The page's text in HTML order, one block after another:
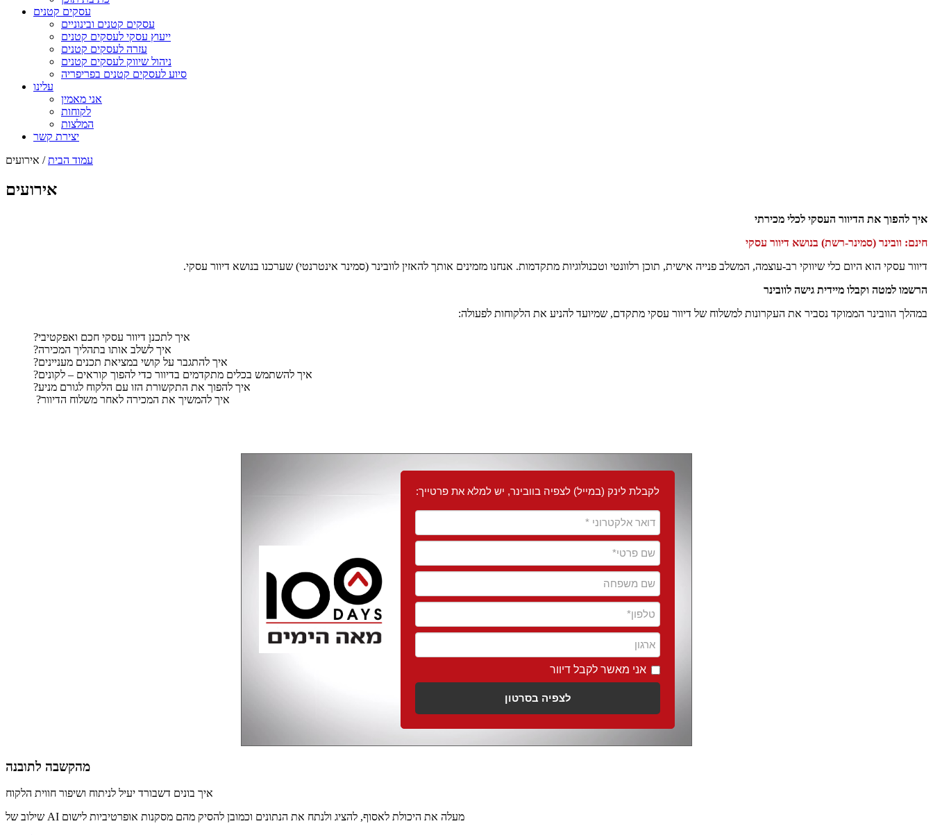
עסקים קטנים
עסקים קטנים ובינוניים
ייעוץ עסקי לעסקים קטנים
עזרה לעסקים קטנים
ניהול שיווק לעסקים קטנים
סיוע לעסקים קטנים בפריפריה
עלינו
אני מאמין
לקוחות
המלצות
יצירת קשר
עמוד הבית/ אירועים
אירועים
איך להפוך את הדיוור העסקי לכלי מכירתי
חינם: וובינר (סמינר-רשת) בנושא דיוור עסקי
דיוור עסקי הוא היום כלי שיווקי רב-עוצמה, המשלב פנייה אישית, תוכן רלוונטי וטכנולוגיות מתקדמות. אנחנו מזמינים אותך להאזין לוובינר (סמינר אינטרנטי) שערכנו בנושא דיוור עסקי.
הרשמו למטה וקבלו מיידית גישה לוובינר
במהלך הוובינר הממוקד נסביר את העקרונות למשלוח של דיוור עסקי מתקדם, שמיועד להניע את הלקוחות לפעולה:
איך לתכנן דיוור עסקי חכם ואפקטיבי?
איך לשלב אותו בתהליך המכירה?
איך להתגבר על קושי במציאת תכנים מעניינים?
איך להשתמש בכלים מתקדמים בדיוור כדי להפוך קוראים – לקונים?
איך להפוך את התקשורת הזו עם הלקוח לגורם מניע?
איך להמשיך את המכירה לאחר משלוח הדיוור?
לקבלת לינק (במייל) לצפיה בוובינר, יש למלא את פרטייך:
אני מאשר לקבל דיוור
לצפיה בסרטון
מהקשבה לתובנה
איך בונים דשבורד יעיל לניתוח ושיפור חווית הלקוח
שילוב של AI מעלה את היכולת לאסוף, להציג ולנתח את הנתונים וכמובן להסיק מהם מסקנות אופרטיביות לישום